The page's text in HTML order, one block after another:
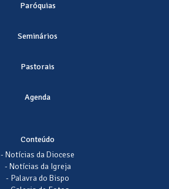
Paróquias
Seminários
Pastorais
Agenda
Conteúdo
- Notícias da Diocese
- Notícias da Igreja
- Palavra do Bispo